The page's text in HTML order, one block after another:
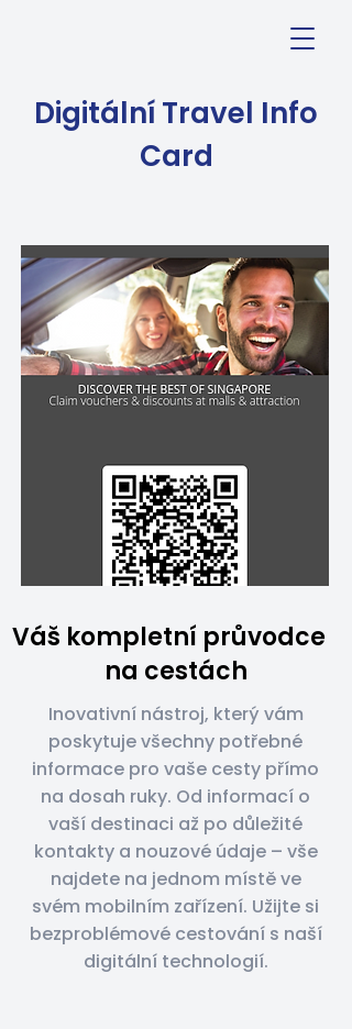
Digitální Travel Info
Card
Váš kompletní průvodce
na cestách
Inovativní nástroj, který vám
poskytuje všechny potřebné
informace pro vaše cesty přímo
na dosah ruky. Od informací o
vaší destinaci až po důležité
kontakty a nouzové údaje – vše
najdete na jednom místě ve
svém mobilním zařízení. Užijte si
bezproblémové cestování s naší
digitální technologií.